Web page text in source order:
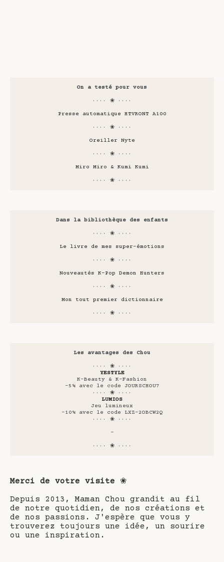
On a testé pour vous
···· ❀ ····
Presse automatique HTVRONT A100
···· ❀ ····
Oreiller Nyte
···· ❀ ····
Miro Miro & Kumi Kumi
···· ❀ ····
Dans la bibliothèque des enfants
···· ❀ ····
Le livre de mes super-émotions
···· ❀ ····
Nouveautés K-Pop Demon Hunters
···· ❀ ····
Mon tout premier dictionnaire
···· ❀ ····
Les avantages des Chou
···· ❀ ····
YESTYLE
K-Beauty & K-Fashion
-5% avec le code JOURSCHOU7
···· ❀ ····
LUMIOS
Jeu lumineux
-10% avec le code LXZ-2OBCW2Q
···· ❀ ····
-
···· ❀ ····
Merci de votre visite ❀
Depuis 2013, Maman Chou grandit au fil
de notre quotidien, de nos créations et
de nos passions. J'espère que vous y
trouverez toujours une idée, un sourire
ou une inspiration.